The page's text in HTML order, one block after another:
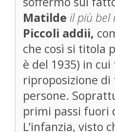
Matilde il più bel
Piccoli addii,
che così si titola
è del 1935) in
riproposizione di
persone.
primi passi fuori
L’infanzia, visto